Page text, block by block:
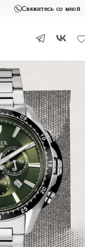
Свяжитесь со мной